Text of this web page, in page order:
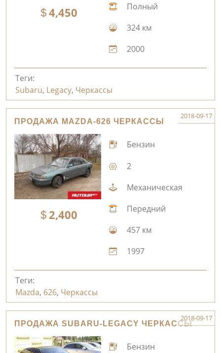
4,450
Полный
324 км
2000
Теги:
Subaru, Legacy, Черкассы
ПРОДАЖА MAZDA-626 ЧЕРКАССЫ
2018-09-17
2,400
Бензин
2
Механическая
Передний
457 км
1997
Теги:
Mazda, 626, Черкассы
ПРОДАЖА SUBARU-LEGACY ЧЕРКАССЫ
2018-09-17
Бензин